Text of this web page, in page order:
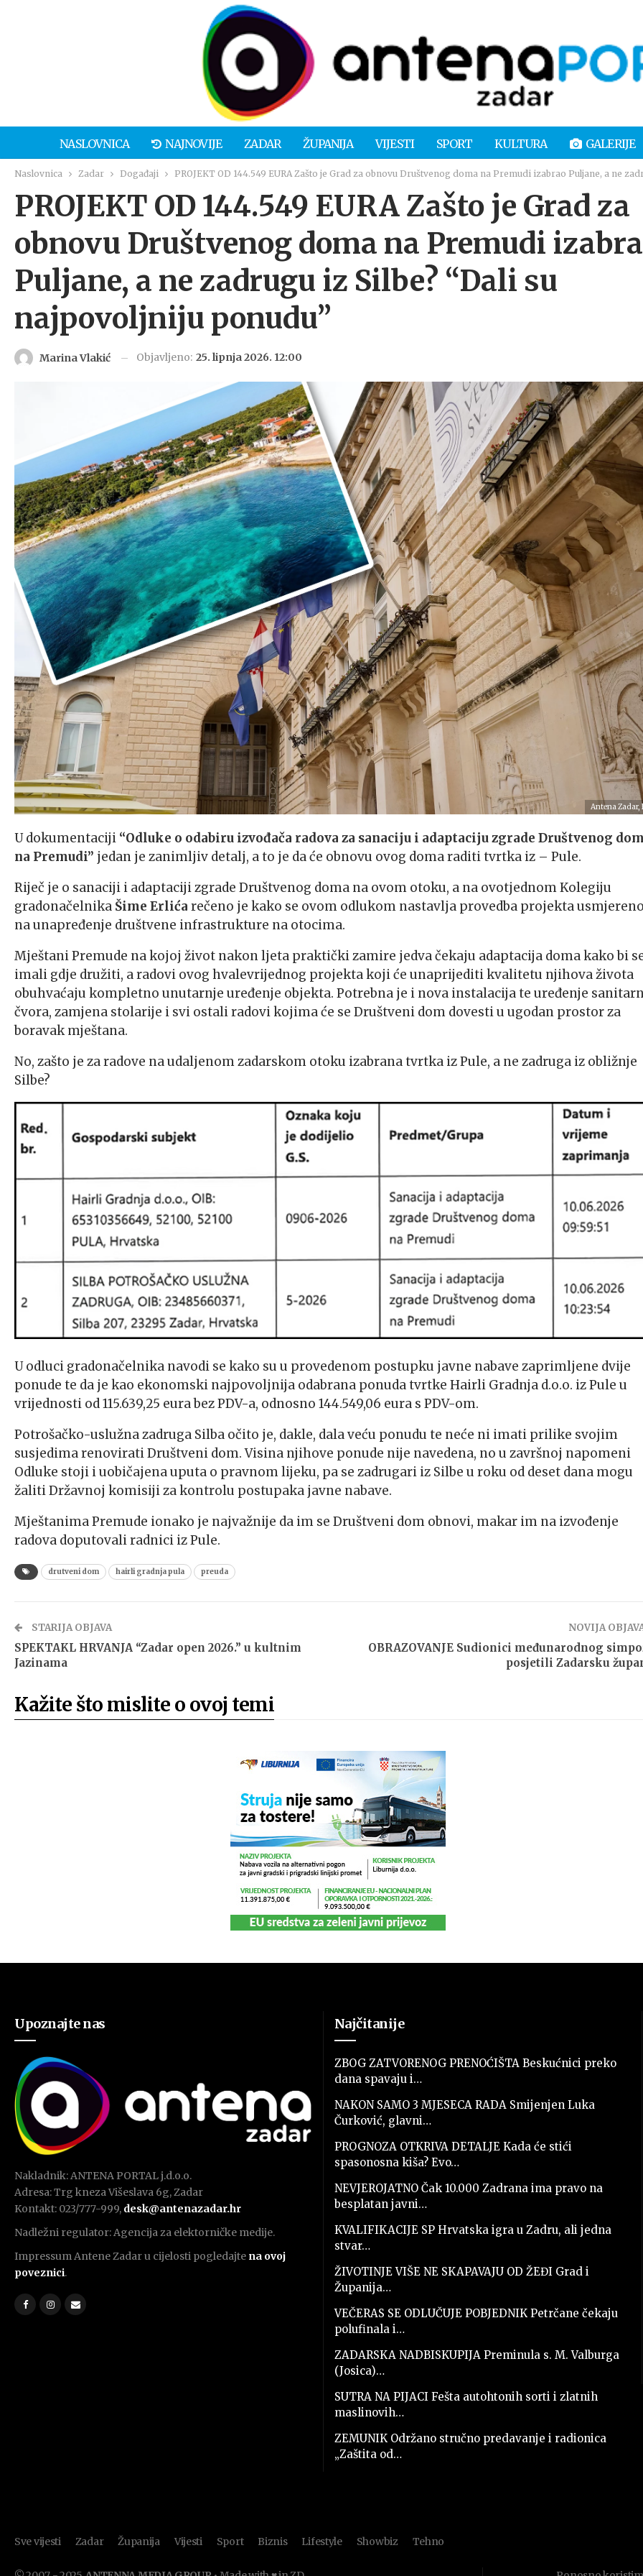
NASLOVNICA NAJNOVIJE ZADAR ŽUPANIJA VIJESTI SPORT KULTURA GALERIJE
Naslovnica Zadar Događaji PROJEKT OD 144.549 EURA Zašto je Grad za obnovu Društvenog doma na Premudi izabrao Puljane, a ne
PROJEKT OD 144.549 EURA Zašto je Grad za
obnovu Društvenog doma na Premudi
Puljane, a ne zadrugu iz Silbe? “Dali su
najpovoljniju ponudu”
Marina Vlakić Objavljeno: 25. lipnja 2026. 12:00
Antena Zadar,
U dokumentaciji “Odluke o odabiru izvođača radova za sanaciju i adaptaciju zgrade Društvenog
na Premudi” jedan je zanimljiv detalj, a to je da će obnovu ovog doma raditi tvrtka iz – Pule.
Riječ je o sanaciji i adaptaciji zgrade Društvenog doma na ovom otoku, a na ovotjednom Kolegiju
gradonačelnika Šime Erlića rečeno je kako se ovom odlukom nastavlja provedba projekta
na unapređenje društvene infrastrukture na otocima.
Mještani Premude na kojoj život nakon ljeta praktički zamire jedva čekaju adaptacija doma kako bi
imali gdje družiti, a radovi ovog hvalevrijednog projekta koji će unaprijediti kvalitetu njihova života
obuhvaćaju kompletno unutarnje uređenje objekta. Potrebna je i nova instalacija te uređenje
čvora, zamjena stolarije i svi ostali radovi kojima će se Društveni dom dovesti u ugodan prostor za
boravak mještana.
No, zašto je za radove na udaljenom zadarskom otoku izabrana tvrtka iz Pule, a ne zadruga iz obližnje
Silbe?
U odluci gradonačelnika navodi se kako su u provedenom postupku javne nabave zaprimljene dvije
ponude te da je kao ekonomski najpovoljnija odabrana ponuda tvrtke Hairli Gradnja d.o.o. iz Pule u
vrijednosti od 115.639,25 eura bez PDV-a, odnosno 144.549,06 eura s PDV-om.
Potrošačko-uslužna zadruga Silba očito je, dakle, dala veću ponudu te neće ni imati prilike svojim
susjedima renovirati Društveni dom. Visina njihove ponude nije navedena, no u završnoj napomeni
Odluke stoji i uobičajena uputa o pravnom lijeku, pa se zadrugari iz Silbe u roku od deset dana mogu
žaliti Državnoj komisiji za kontrolu postupaka javne nabave.
Mještanima Premude ionako je najvažnije da im se Društveni dom obnovi, makar im na izvođenje
radova doputovali radnici iz Pule.
drutveni dom hairli gradnja pula preuda
STARIJA OBJAVA
SPEKTAKL HRVANJA “Zadar open 2026.” u kultnim
Jazinama
NOVIJA
OBRAZOVANJE Sudionici međunarodnog
posjetili Zadarsku
Kažite što mislite o ovoj temi
Upoznajte nas
Nakladnik: ANTENA PORTAL j.d.o.o.
Adresa: Trg kneza Višeslava 6g, Zadar
Kontakt: 023/777-999, desk@antenazadar.hr
Nadležni regulator: Agencija za elektorničke medije.
Impressum Antene Zadar u cijelosti pogledajte na ovoj
poveznici.
Najčitanije
ZBOG ZATVORENOG PRENOĆIŠTA Beskućnici preko
dana spavaju i…
NAKON SAMO 3 MJESECA RADA Smijenjen Luka
Čurković, glavni…
PROGNOZA OTKRIVA DETALJE Kada će stići
spasonosna kiša? Evo…
NEVJEROJATNO Čak 10.000 Zadrana ima pravo na
besplatan javni…
KVALIFIKACIJE SP Hrvatska igra u Zadru, ali jedna
stvar…
ŽIVOTINJE VIŠE NE SKAPAVAJU OD ŽEĐI Grad i
Županija…
VEČERAS SE ODLUČUJE POBJEDNIK Petrčane čekaju
polufinala i…
ZADARSKA NADBISKUPIJA Preminula s. M. Valburga
(Josica)…
SUTRA NA PIJACI Fešta autohtonih sorti i zlatnih
maslinovih…
ZEMUNIK Održano stručno predavanje i radionica
„Zaštita od…
Sve vijesti Zadar Županija Vijesti Sport Biznis Lifestyle Showbiz Tehno